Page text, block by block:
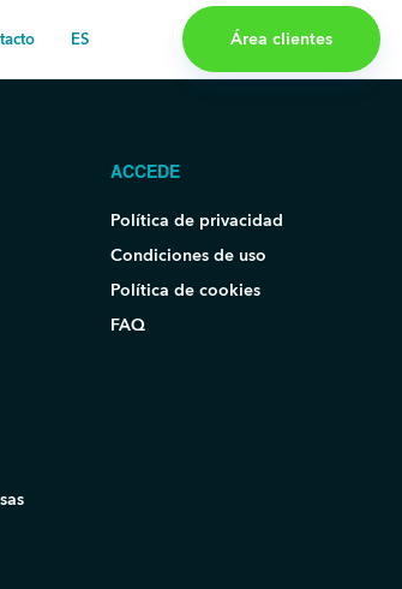
ES Área clientes
ACCEDE
Política de privacidad
Condiciones de uso
Política de cookies
FAQ